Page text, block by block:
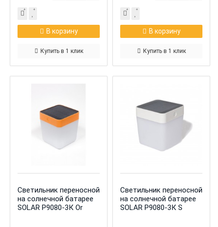
В корзину
Купить в 1 клик
В корзину
Купить в 1 клик
Светильник переносной
на солнечной батарее
SOLAR Р9080-3К Or
Светильник переносной
на солнечной батарее
SOLAR Р9080-3К S